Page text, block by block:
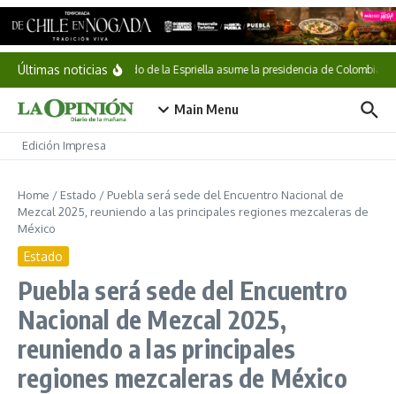
Saltar al contenido
Últimas noticiasAbelardo de la Espriella asume la presidencia de Colombia
Main Menu
Edición Impresa
Home / Estado / Puebla será sede del Encuentro Nacional de
Mezcal 2025, reuniendo a las principales regiones mezcaleras de
México
Estado
Puebla será sede del Encuentro
Nacional de Mezcal 2025,
reuniendo a las principales
regiones mezcaleras de México